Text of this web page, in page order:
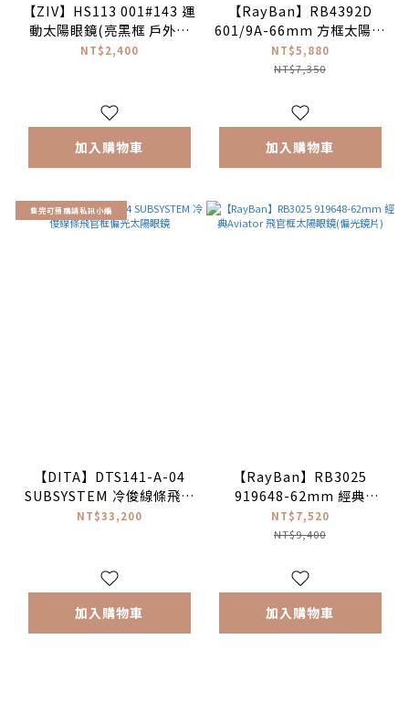
【ZIV】HS113 001#143 運
動太陽眼鏡(亮黑框 戶外高
清晰科技偏光片) -ICE 冰系
NT$2,400
加入購物車
【RayBan】RB4392D
601/9A-66mm 方框太陽眼
鏡 (偏光鏡片)♣
NT$5,880
NT$7,350
加入購物車
售完可預購請私訊小編
【DITA】DTS141-A-04
SUBSYSTEM 冷俊線條飛官
框偏光太陽眼鏡
NT$33,200
加入購物車
【RayBan】RB3025
919648-62mm 經典
Aviator 飛官框太陽眼鏡(偏
光鏡片)
NT$7,520
NT$9,400
加入購物車